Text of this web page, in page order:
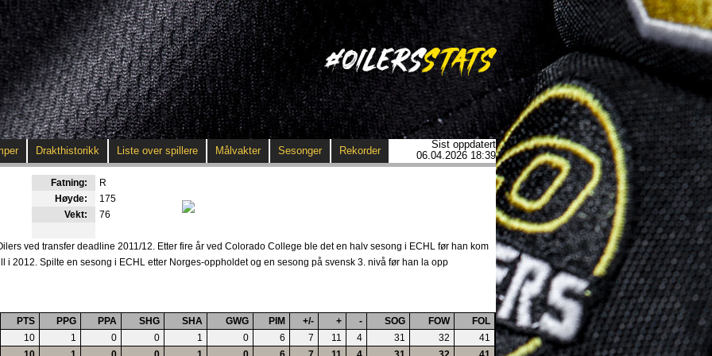
Drakthistorikk Liste over spillere Målvakter Sesonger Rekorder
Sist oppdatert
06.04.2026 18:39
Fatning:
R
Høyde:
175
Vekt:
76
ved transfer deadline 2011/12. Etter fire år ved Colorado College ble det en halv sesong i ECHL før han kom
i 2012. Spilte en sesong i ECHL etter Norges-oppholdet og en sesong på svensk 3. nivå før han la opp
PTS PPG PPA SHG SHA GWG PIM +/- + - SOG FOW
FOL
10
1 0 0 1 0 6 7 11 4 31 32
41